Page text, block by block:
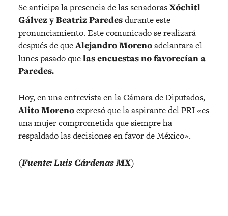
Se anticipa la presencia de las senadorasXóchitl
Gálvez y Beatriz Paredesdurante este
pronunciamiento. Este comunicado se realizará
después de queAlejandro Morenoadelantara el
lunes pasado quelas encuestas no favorecían a
Paredes.
Hoy, en una entrevista en la Cámara de Diputados,
Alito Morenoexpresó que la aspirante del PRI «es
una mujer comprometida que siempre ha
respaldado las decisiones en favor de México».
(Fuente: Luis Cárdenas MX)